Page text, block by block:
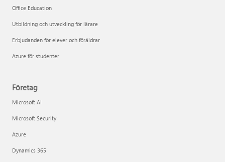
Office Education
Utbildning och utveckling för lärare
Erbjudanden för elever och föräldrar
Azure för studenter
Företag
Microsoft AI
Microsoft Security
Azure
Dynamics 365